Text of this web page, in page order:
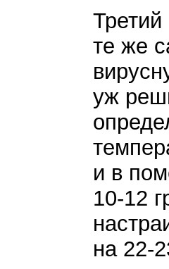
те же
уж
и в
10-12
на 22-